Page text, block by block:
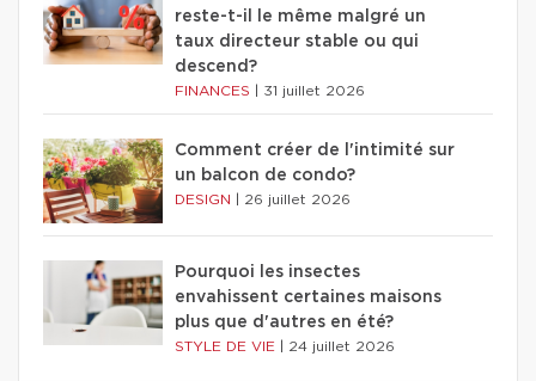
reste-t-il le même malgré un
taux directeur stable ou qui
descend?
FINANCES 31 juillet 2026
Comment créer de l'intimité sur
un balcon de condo?
DESIGN 26 juillet 2026
Pourquoi les insectes
envahissent certaines maisons
plus que d'autres en été?
STYLE DE VIE 24 juillet 2026